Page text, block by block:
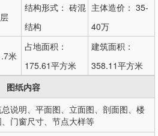
结构形式： 砖混
结构
主体造价： 35-
40万
米
占地面积：
175.61平方米
建筑面积：
358.11平方米
图纸内容
说明、平面图、立面图、剖面图、楼
门窗尺寸、节点大样等